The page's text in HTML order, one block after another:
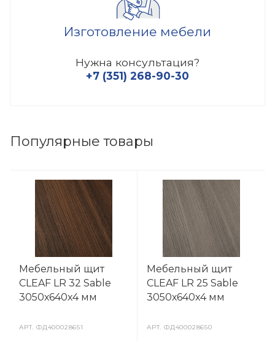
Изготовление мебели
Нужна консультация?
+7 (351) 268-90-30
Популярные товары
Мебельный щит
CLEAF LR 32 Sable
3050х640х4 мм
АРТ.ФД400028651
Мебельный щит
CLEAF LR 25 Sable
3050х640х4 мм
АРТ.ФД400028650